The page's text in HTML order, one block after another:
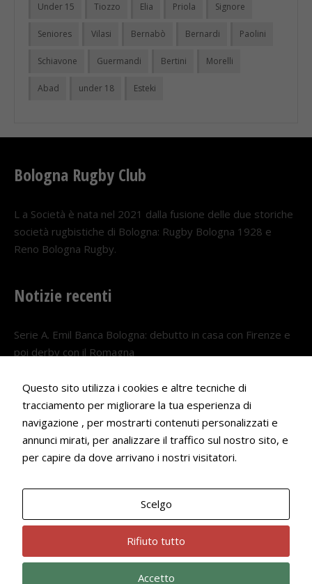
Under 15 Tiozzo Elia Priola Signore
Seniores Vilasi Bernabò Bernardi Paolini
Schiavone Guermandi Bertini Morelli
Abad under 18 Esteki
Bologna Rugby Club
L a Società è nata nel 2021 dalla fusione delle due storiche
società rugbistiche di Bologna: Rugby Bologna 1928 e
Reno Bologna Rugby.
Notizie recenti
Serie A. Emil Banca Bologna: debutto in casa con Firenze e
poi derby con il Romagna
Serie A. Il Bologna nel girone veneto
29 LUGLIO 2026
Francesco Andrei convocato al Camp estivo della nazionale
22 LUGLIO 2026
Questo sito utilizza i cookies e altre tecniche di
tracciamento per migliorare la tua esperienza di
navigazione , per mostrarti contenuti personalizzati e
annunci mirati, per analizzare il traffico sul nostro sito, e
per capire da dove arrivano i nostri visitatori.
Scelgo
Rifiuto tutto
Accetto